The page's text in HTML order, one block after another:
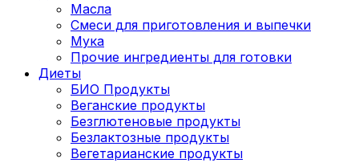
Масла
Смеси для приготовления и выпечки
Мука
Прочие ингредиенты для готовки
Диеты
БИО Продукты
Веганские продукты
Безглютеновые продукты
Безлактозные продукты
Вегетарианские продукты